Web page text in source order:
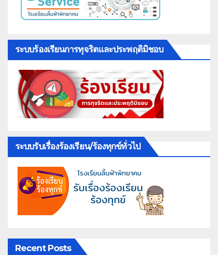
ระบบร้องเรียนการทุจริตและประพฤติมิชอบ
ระบบรับเรื่องร้องเรียน/ร้องทุกข์ทั่วไป
Recent Posts